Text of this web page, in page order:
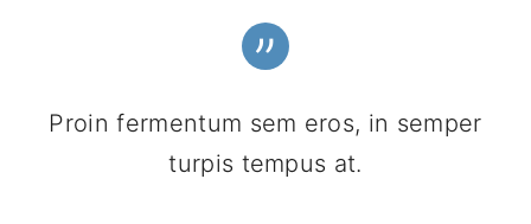
Proin fermentum sem eros, in semper
turpis tempus at.